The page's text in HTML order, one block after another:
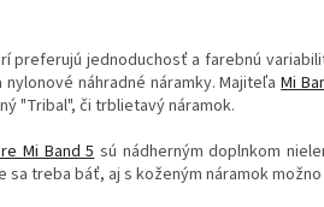
preferujú jednoduchosť a farebnú
náhradné náramky. MajiteľaMi
"Tribal", či trblietavý náramok.
Mi Band 5sú nádherným doplnkom
sa treba báť, aj s koženým náramok